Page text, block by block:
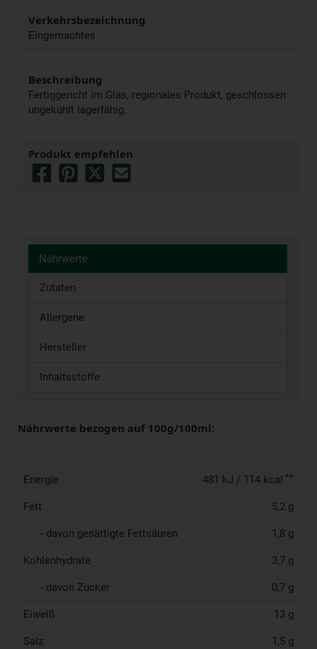
Verkehrsbezeichnung
Eingemachtes
Beschreibung
Fertiggericht im Glas, regionales Produkt, geschlossen
ungekühlt lagerfähig.
Produkt empfehlen
Nährwerte
Zutaten
Allergene
Hersteller
Inhaltsstoffe
Nährwerte bezogen auf 100g/100ml:
Energie 481 kJ / 114 kcal **
Fett 5,2 g
- davon gesättigte Fettsäuren 1,8 g
Kohlenhydrate 3,7 g
- davon Zucker 0,7 g
Eiweiß 13 g
Salz 1,5 g